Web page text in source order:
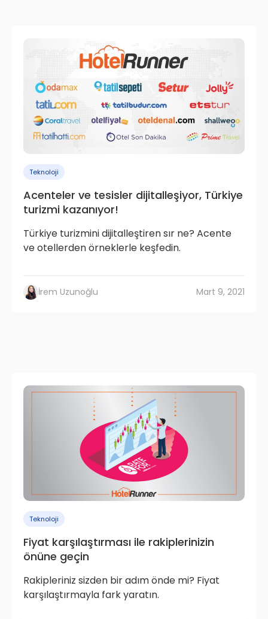
Teknoloji
Acenteler ve tesisler dijitalleşiyor, Türkiye
turizmi kazanıyor!
Türkiye turizmini dijitalleştiren sır ne? Acente
ve otellerden örneklerle keşfedin.
İrem Uzunoğlu Mart 9, 2021
Teknoloji
Fiyat karşılaştırması ile rakiplerinizin
önüne geçin
Rakipleriniz sizden bir adım önde mi? Fiyat
karşılaştırmayla fark yaratın.